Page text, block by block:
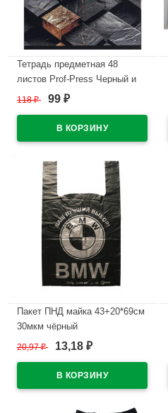
Тетрадь предметная 48
листов Prof-Press Черный и
холодный (Black&Cold)
софт-тач выборочный лак
арт.48-2683
В наличии
118₽ 99 ₽
Пакет ПНД майка 43+20*69см
30мкм чёрный
WWW/World(Ст.50/500)
20,97₽ 13,18 ₽